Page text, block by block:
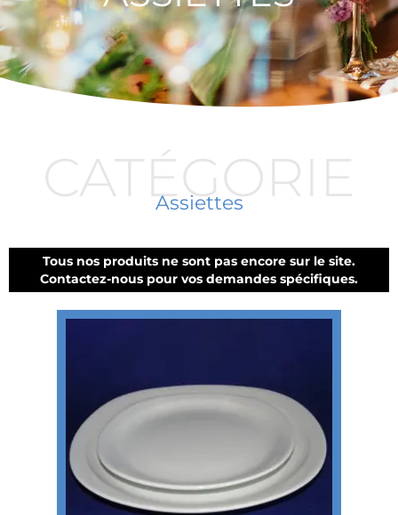
CATÉGORIE
Assiettes
Tous nos produits ne sont pas encore sur le site.
Contactez-nous pour vos demandes spécifiques.